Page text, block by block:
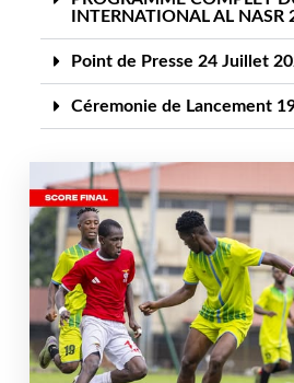
INTERNATIONAL AL NASR
Point de Presse 24 Juillet
Céremonie de Lancement